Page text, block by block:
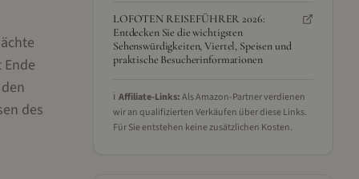
des
LOFOTEN REISEFÜHRER 2026:
Entdecken Sie die wichtigsten
Sehenswürdigkeiten, Viertel, Speisen und
praktische Besucherinformationen
ℹ️ Affiliate-Links:Als Amazon-Partner verdienen
wir an qualifizierten Verkäufen über diese Links.
Für Sie entstehen keine zusätzlichen Kosten.